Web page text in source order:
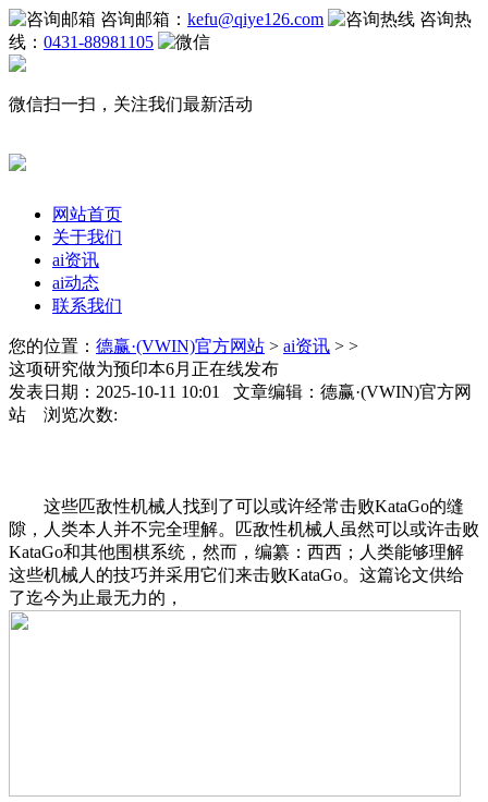
咨询邮箱： kefu@qiye126.com
咨询热
线： 0431-88981105
微信扫一扫，关注我们最新活动
网站首页
关于我们
ai资讯
ai动态
联系我们
您的位置： 德赢·(VWIN)官方网站 > ai资讯 > >
这项研究做为预印本6月正在线发布
发表日期：2025-10-11 10:01 文章编辑：德赢·(VWIN)官方网
站 浏览次数:
这些匹敌性机械人找到了可以或许经常击败KataGo的缝
隙，人类本人并不完全理解。匹敌性机械人虽然可以或许击败
KataGo和其他围棋系统，然而，编纂：西西；人类能够理解
这些机械人的技巧并采用它们来击败KataGo。这篇论文供给
了迄今为止最无力的，